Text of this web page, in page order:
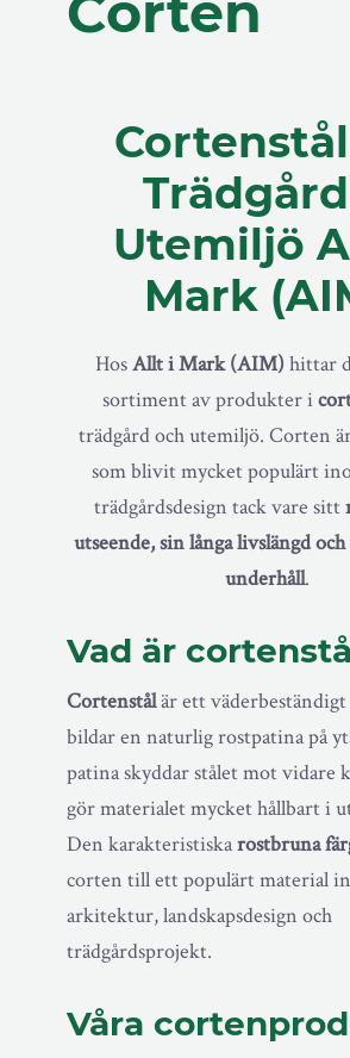
Utemiljö
Mark
HosAllt i Mark (AIM) hittar
sortiment av produkter i
trädgård och utemiljö. Corten
som blivit mycket populärt
trädgårdsdesign tack vare sitt
utseende, sin långa livslängd
underhåll.
Vad är
Cortenstålär ett väderbeständigt
bildar en naturlig rostpatina på
patina skyddar stålet mot vidare
gör materialet mycket hållbart i
Den karakteristiskarostbruna
corten till ett populärt material
arkitektur, landskapsdesign och
trädgårdsprojekt.
Våra